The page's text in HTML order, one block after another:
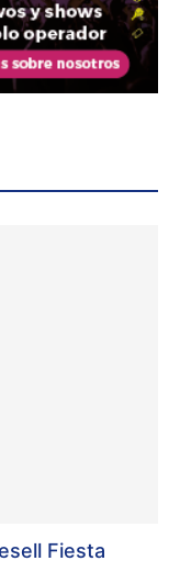
Fiesta